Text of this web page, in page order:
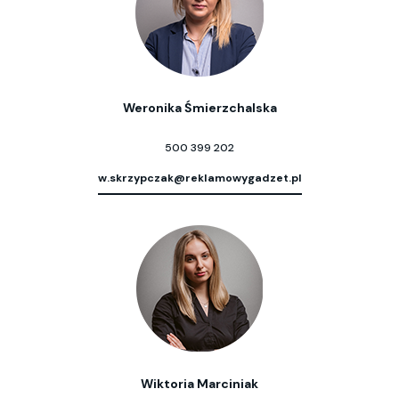
Weronika Śmierzchalska
500 399 202
w.skrzypczak@reklamowygadzet.pl
Wiktoria Marciniak